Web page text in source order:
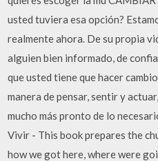
usted tuviera esa opción?
realmente ahora. De su propia
alguien bien informado, de
que usted tiene que hacer
manera de pensar, sentir y
mucho más pronto de lo
Vivir - This book prepares the
how we got here, where were